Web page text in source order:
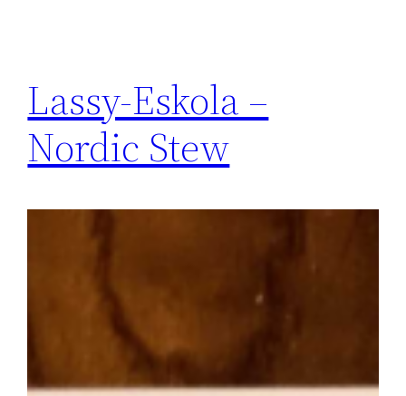
Lassy-Eskola –
Nordic Stew